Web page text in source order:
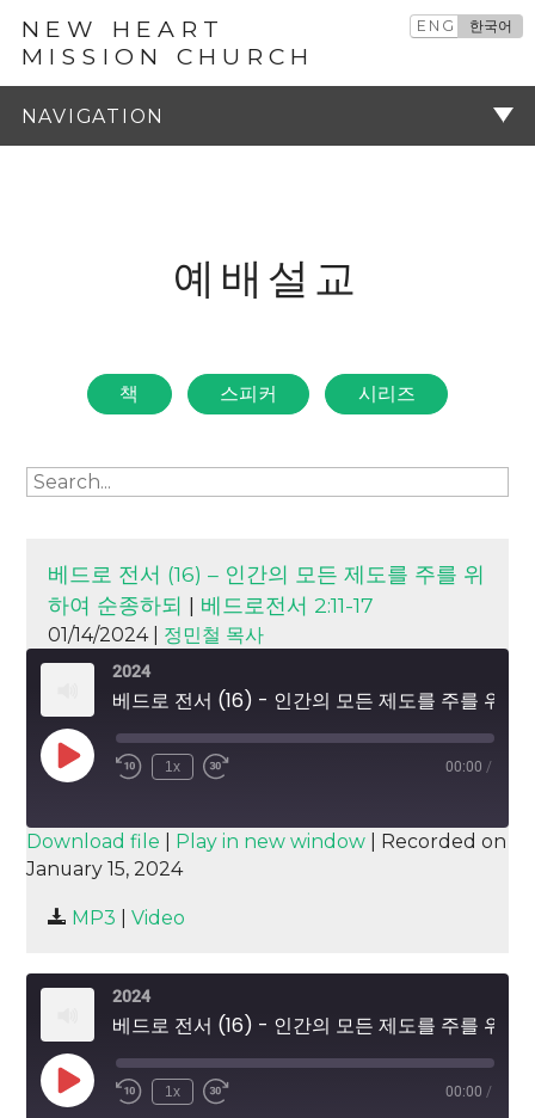
NEW HEART
MISSION CHURCH
ENG 한국어
예배설교
책 스피커 시리즈
베드로 전서 (16) – 인간의 모든 제도를 주를 위
하여 순종하되 | 베드로전서 2:11-17
01/14/2024 | 정민철 목사
2024
Play
Episode
1x 00:00 /
SUBSCRIBE SHARE
SHARE
LINK
EMBED
Download file Play in new window
Recorded on
January 15, 2024
MP3 Video
2024
Play
Episode
1x 00:00 /